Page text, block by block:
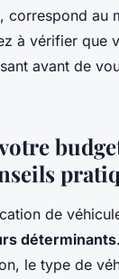
correspond au
à vérifier que
avant de
de
déterminants
le type de